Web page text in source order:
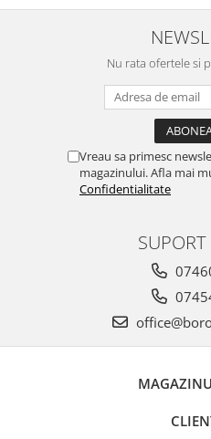
Nu rata ofertele si
Vreau sa primesc
magazinului. Afla mai
Confidentialitate
SUPORT